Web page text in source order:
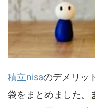
積立nisaのデメリッ
袋をまとめました。